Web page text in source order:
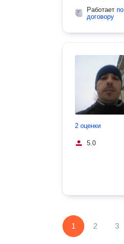
Работает по
договору
2 оценки
5.0
1 2 3